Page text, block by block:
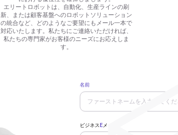
エリートロボットは、自動化、生産ラインの刷
新、または顧客基盤へのロボットソリューション
の統合など、どのようなご要望にもメール一本で
対応いたします。私たちにご連絡いただければ、
私たちの専門家がお客様のニーズにお応えしま
す。
名前
ビジネス E メール